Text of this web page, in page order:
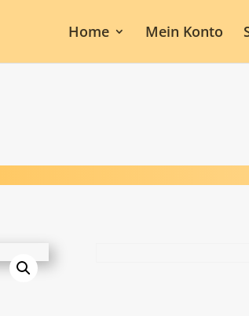
Home Mein Konto